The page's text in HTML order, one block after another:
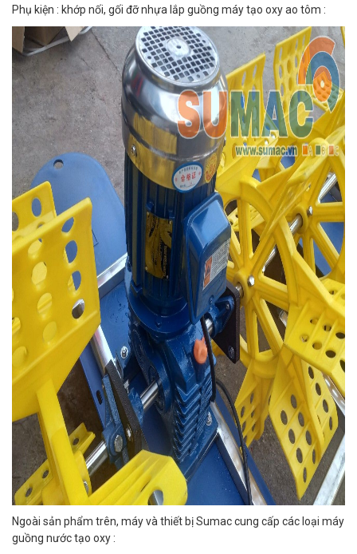
Phụ kiện : khớp nối, gối đỡ nhựa lắp guồng máy tạo oxy ao tôm :
Ngoài sản phẩm trên, máy và thiết bị Sumac cung cấp các loại máy
guồng nước tạo oxy :